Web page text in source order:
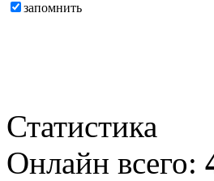
запомнить
Статистика
Онлайн всего: